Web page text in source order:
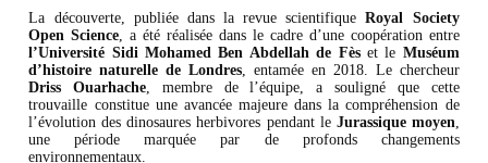
La découverte, publiée dans la revue scientifiqueRoyal Society
Open Science, a été réalisée dans le cadre d’une coopération entre
l’Université Sidi Mohamed Ben Abdellah de Fèset le Muséum
d’histoire naturelle de Londres, entamée en 2018. Le chercheur
Driss Ouarhache, membre de l’équipe, a souligné que cette
trouvaille constitue une avancée majeure dans la compréhension de
l’évolution des dinosaures herbivores pendant le Jurassique moyen,
une période marquée par de profonds changements
environnementaux.